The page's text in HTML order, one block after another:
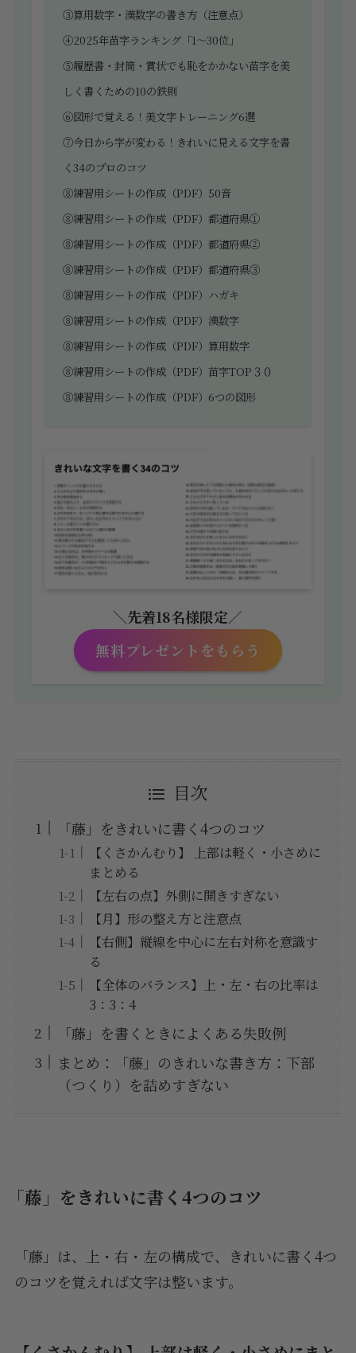
③算用数字・漢数字の書き方（注意点）
④2025年苗字ランキング「1～30位」
⑤履歴書・封筒・賞状でも恥をかかない苗字を美
しく書くための10の鉄則
⑥図形で覚える！美文字トレーニング6選
⑦今日から字が変わる！きれいに見える文字を書
く34のプロのコツ
⑧練習用シートの作成（PDF）50音
⑧練習用シートの作成（PDF）都道府県①
⑧練習用シートの作成（PDF）都道府県②
⑧練習用シートの作成（PDF）都道府県③
⑧練習用シートの作成（PDF）ハガキ
⑧練習用シートの作成（PDF）漢数字
⑧練習用シートの作成（PDF）算用数字
⑧練習用シートの作成（PDF）苗字TOP３０
⑧練習用シートの作成（PDF）6つの図形
＼先着18名様限定／
無料プレゼントをもらう
目次
「藤」をきれいに書く4つのコツ
【くさかんむり】 上部は軽く・小さめに
まとめる
【左右の点】外側に開きすぎない
【月】形の整え方と注意点
【右側】縦線を中心に左右対称を意識す
る
【全体のバランス】上・左・右の比率は
3：3：4
「藤」を書くときによくある失敗例
まとめ：「藤」のきれいな書き方：下部
（つくり）を詰めすぎない
「藤」をきれいに書く4つのコツ
「藤」は、上・右・左の構成で、きれいに書く4つ
のコツを覚えれば文字は整います。